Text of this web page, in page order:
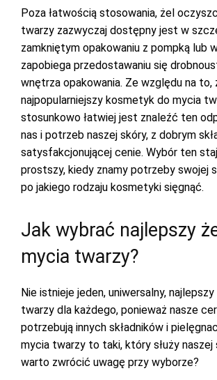
Poza łatwością stosowania, żel
twarzy zazwyczaj dostępny jest w
zamkniętym opakowaniu z pompką lub
zapobiega przedostawaniu się
wnętrza opakowania. Ze względu na to,
najpopularniejszy kosmetyk do mycia
stosunkowo łatwiej jest znaleźć ten
nas i potrzeb naszej skóry, z dobrym
satysfakcjonującej cenie. Wybór ten
prostszy, kiedy znamy potrzeby swojej
po jakiego rodzaju kosmetyki sięgnąć.
Jak wybrać najlepszy
mycia twarzy?
Nie istnieje jeden, uniwersalny,
twarzy dla każdego, ponieważ nasze
potrzebują innych składników i
mycia twarzy to taki, który służy naszej
warto zwrócić uwagę przy wyborze?